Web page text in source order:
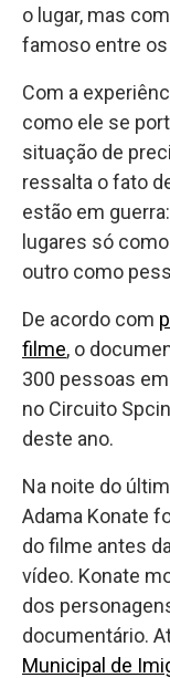
o lugar, mas
famoso entre os
Com a
como ele se
situação de
ressalta o fato
estão em
lugares só
outro como
De acordo com
filme, o
300 pessoas
no Circuito
deste ano.
Na noite do
Adama Konate
do filme antes
vídeo. Konate
dos
documentário.
Municipal de